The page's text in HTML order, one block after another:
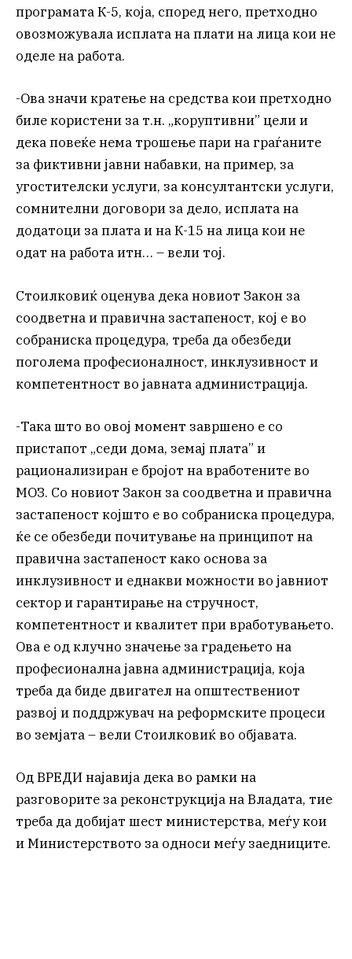
програмата К-5, која, според него, претходно
овозможувала исплата на плати на лица кои не
оделе на работа.
-Ова значи кратење на средства кои претходно
биле користени за т.н. „коруптивни” цели и
дека повеќе нема трошење пари на граѓаните
за фиктивни јавни набавки, на пример, за
угостителски услуги, за консултантски услуги,
сомнителни договори за дело, исплата на
додатоци за плата и на К-15 на лица кои не
одат на работа итн… – вели тој.
Стоилковиќ оценува дека новиот Закон за
соодветна и правична застапеност, кој е во
собраниска процедура, треба да обезбеди
поголема професионалност, инклузивност и
компетентност во јавната администрација.
-Така што во овој момент завршено е со
пристапот „седи дома, земај плата” и
рационализиран е бројот на вработените во
МОЗ. Со новиот Закон за соодветна и правична
застапеност којшто е во собраниска процедура,
ќе се обезбеди почитување на принципот на
правична застапеност како основа за
инклузивност и еднакви можности во јавниот
сектор и гарантирање на стручност,
компетентност и квалитет при вработувањето.
Ова е од клучно значење за градењето на
професионална јавна администрација, која
треба да биде двигател на општествениот
развој и поддржувач на реформските процеси
во земјата – вели Стоилковиќ во објавата.
Од ВРЕДИ најавија дека во рамки на
разговорите за реконструкција на Владата, тие
треба да добијат шест министерства, меѓу кои
и Министерството за односи меѓу заедниците.